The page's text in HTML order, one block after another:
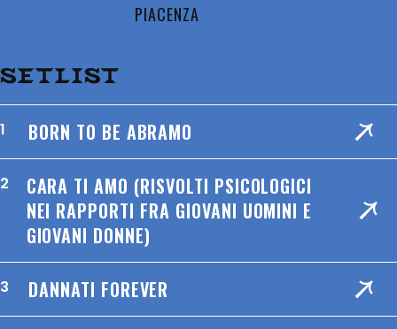
PIACENZA
SETLIST
1 BORN TO BE ABRAMO
2
CARA TI AMO (RISVOLTI PSICOLOGICI
NEI RAPPORTI FRA GIOVANI UOMINI E
GIOVANI DONNE)
3 DANNATI FOREVER